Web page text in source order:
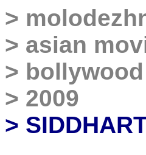
>
> asian
> bollywood
> 2009
>